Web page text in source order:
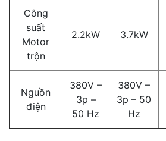
Công
suất
Motor
trộn
2.2kW 3.7kW
Nguồn
điện
380V –
3p –
50 Hz
380V –
3p – 50
Hz